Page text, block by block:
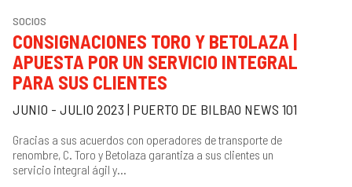
SOCIOS
CONSIGNACIONES TORO Y BETOLAZA |
APUESTA POR UN SERVICIO INTEGRAL
PARA SUS CLIENTES
JUNIO - JULIO 2023 | PUERTO DE BILBAO NEWS 101
Gracias a sus acuerdos con operadores de transporte de
renombre, C. Toro y Betolaza garantiza a sus clientes un
servicio integral ágil y...